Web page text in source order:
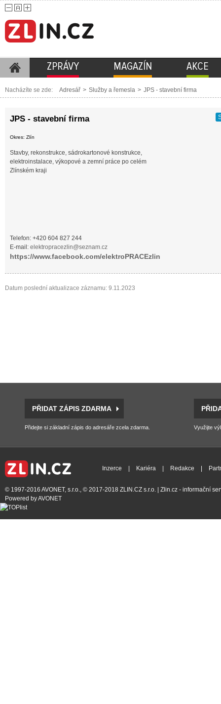
ZPRÁVY MAGAZÍN AKCE
Nacházíte se zde: Adresář > Služby a řemesla > JPS - stavební firma
JPS - stavební firma
Okres: Zlín
Stavby, rekonstrukce, sádrokartonové konstrukce,
elektroinstalace, výkopové a zemní práce po celém
Zlínském kraji
Telefon: +420 604 827 244
E-mail: elektropracezlin@seznam.cz
https://www.facebook.com/elektroPRACEzlin
Datum poslední aktualizace záznamu: 9.11.2023
PŘIDAT ZÁPIS ZDARMA
Přidejte si základní zápis do adresáře zcela zdarma. Využijte
Inzerce Kariéra Redakce
© 1997-2016 AVONET, s.r.o., © 2017-2018 ZLIN.CZ s.r.o. | Zlin.cz - informační
Powered byAVONET